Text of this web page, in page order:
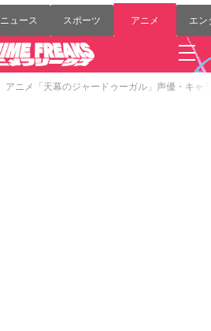
ニュース スポーツ アニメ エン
アニメ「天幕のジャードゥーガル」声優・キ